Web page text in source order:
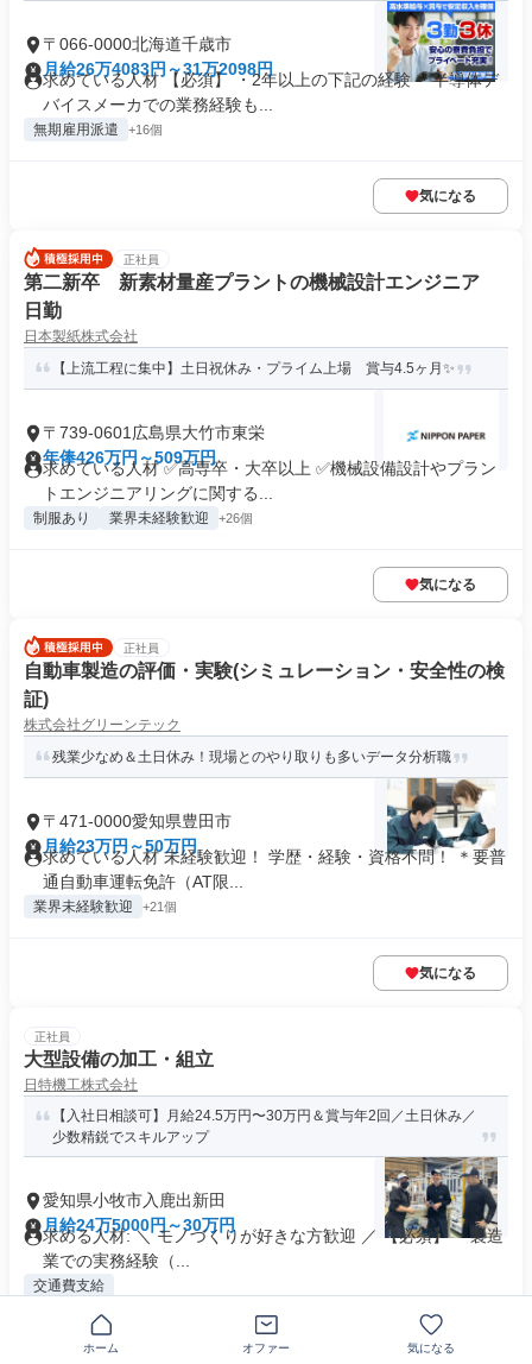
〒066-0000北海道千歳市
月給26万4083円～31万2098円
求めている人材 【必須】 ・2年以上の下記の経験 ・半導体デ
バイスメーカでの業務経験も...
無期雇用派遣 +16個
気になる
正社員
第二新卒 新素材量産プラントの機械設計エンジニア
日勤
日本製紙株式会社
【上流工程に集中】土日祝休み・プライム上場 賞与4.5ヶ月✨
〒739-0601広島県大竹市東栄
年俸426万円～509万円
求めている人材 ✅高専卒・大卒以上 ✅機械設備設計やプラン
トエンジニアリングに関する...
制服あり 業界未経験歓迎 +26個
気になる
正社員
自動車製造の評価・実験(シミュレーション・安全性の検
証)
株式会社グリーンテック
残業少なめ＆土日休み！現場とのやり取りも多いデータ分析職
〒471-0000愛知県豊田市
月給23万円～50万円
求めている人材 未経験歓迎！ 学歴・経験・資格不問！ ＊要普
通自動車運転免許（AT限...
業界未経験歓迎 +21個
気になる
正社員
大型設備の加工・組立
日特機工株式会社
【入社日相談可】月給24.5万円〜30万円＆賞与年2回／土日休み／
少数精鋭でスキルアップ
愛知県小牧市入鹿出新田
月給24万5000円～30万円
求める人材: ＼ モノづくりが好きな方歓迎 ／ 【必須】 ・製造
業での実務経験（...
交通費支給
気になる
ホーム オファー 気になる